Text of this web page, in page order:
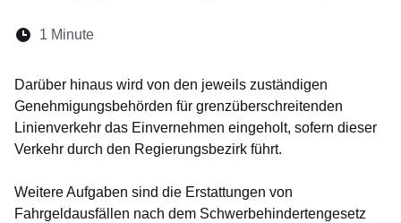
Lesedauer:
1 Minute
Darüber hinaus wird von den jeweils zuständigen
Genehmigungsbehörden für grenzüberschreitenden
Linienverkehr das Einvernehmen eingeholt, sofern dieser
Verkehr durch den Regierungsbezirk führt.
Weitere Aufgaben sind die Erstattungen von
Fahrgeldausfällen nach dem Schwerbehindertengesetz